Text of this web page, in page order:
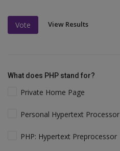
Vote View Results
What does PHP stand for?
Private Home Page
Personal Hypertext Processor
PHP: Hypertext Preprocessor